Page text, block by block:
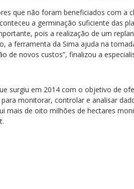
que não foram beneficiados com a
a germinação suficiente das
pois a realização de um
a ferramenta da Sima ajuda na
de novos custos”, finalizou a
surgiu em 2014 com o objetivo de
monitorar, controlar e analisar
mais de oito milhões de hectares